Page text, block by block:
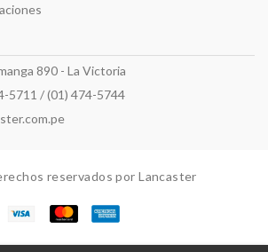
890 - La Victoria
5711 / (01) 474-5744
reservados por Lancaster